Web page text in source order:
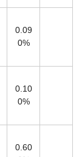
0.09
0%
0.10
0%
0.60